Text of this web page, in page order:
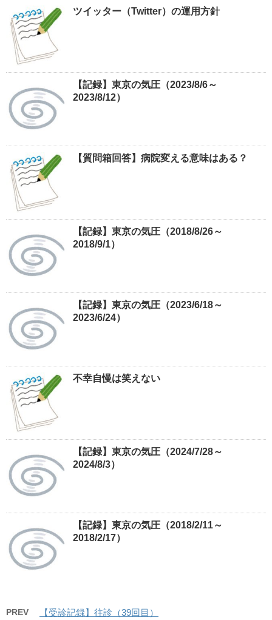
ツイッター（Twitter）の運用方針
【記録】東京の気圧（2023/8/6～
2023/8/12）
【質問箱回答】病院変える意味はある？
【記録】東京の気圧（2018/8/26～
2018/9/1）
【記録】東京の気圧（2023/6/18～
2023/6/24）
不幸自慢は笑えない
【記録】東京の気圧（2024/7/28～
2024/8/3）
【記録】東京の気圧（2018/2/11～
2018/2/17）
PREV 【受診記録】往診（39回目）